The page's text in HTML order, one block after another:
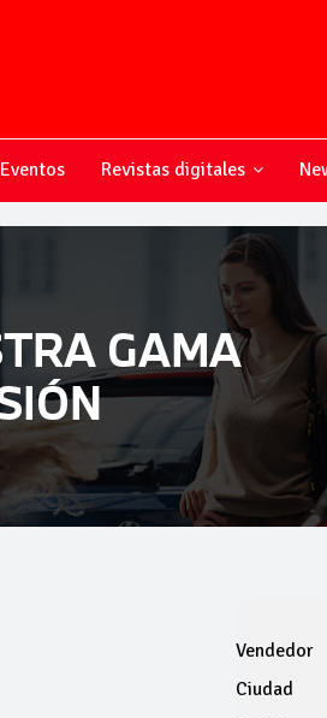
Eventos Revistas digitales
Vendedor
Ciudad